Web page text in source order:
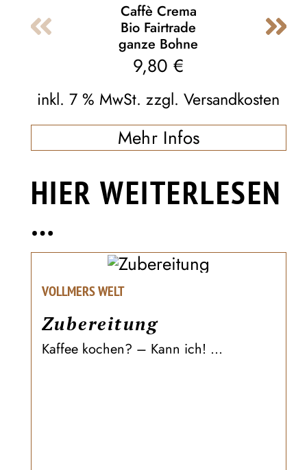
Caffè Crema
Bio Fairtrade
ganze Bohne
9,80€
inkl. 7 % MwSt. zzgl.Versandkosten
Mehr Infos
HIER WEITERLESEN
…
VOLLMERS WELT
Zubereitung
Kaffee kochen? – Kann ich! ...